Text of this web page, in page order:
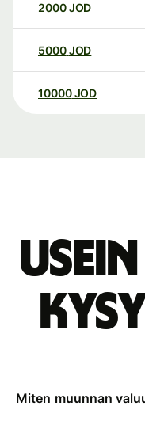
2000JOD
5000JOD
10000 JOD
Miten muunnan